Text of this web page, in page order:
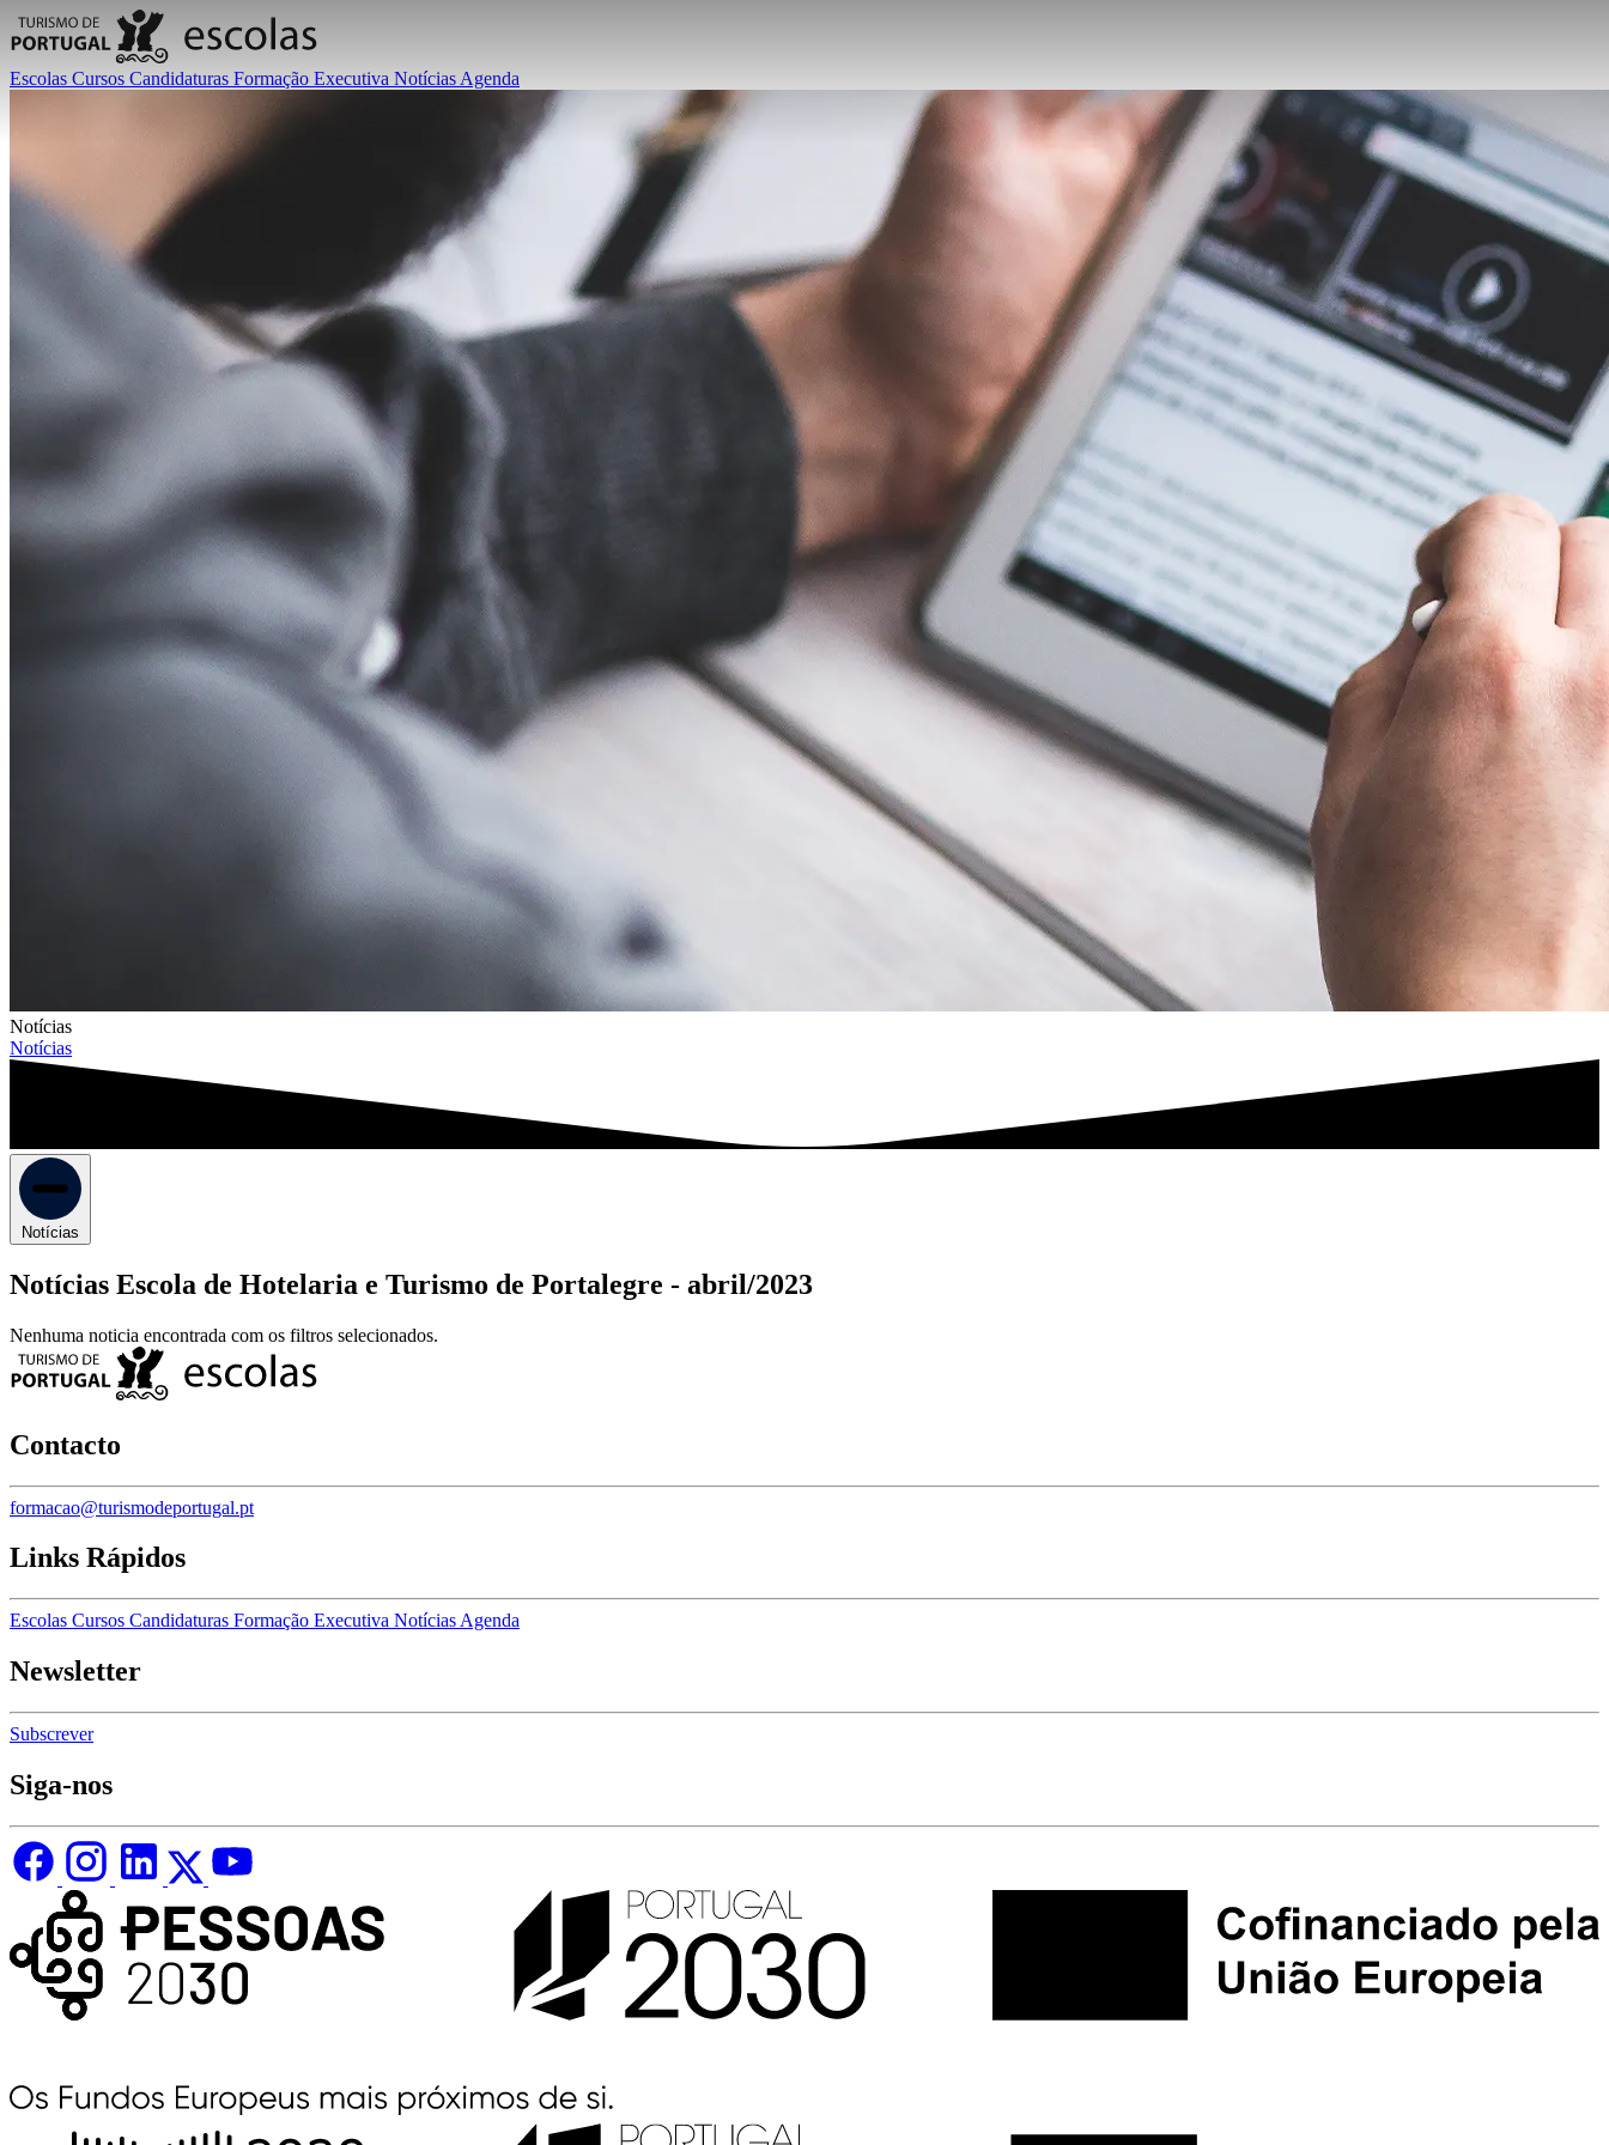
Escolas Cursos Candidaturas Formação Executiva Notícias Agenda
Notícias
Notícias
Notícias
Notícias Escola de Hotelaria e Turismo de Portalegre - abril/2023
Nenhuma noticia encontrada com os filtros selecionados.
Contacto
formacao@turismodeportugal.pt
Links Rápidos
Escolas Cursos Candidaturas Formação Executiva Notícias Agenda
Newsletter
Subscrever
Siga-nos